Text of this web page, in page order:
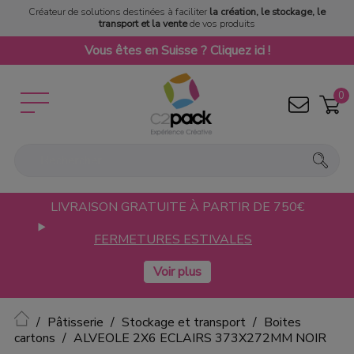
Créateur de solutions destinées à faciliter la création, le stockage, le
transport et la ventede vos produits
Vous êtes en Suisse ? Cliquez ici !
0
LIVRAISON GRATUITE À PARTIR DE 750€
FERMETURES ESTIVALES
Accueil
Pâtisserie Stockage et transport
Boites
cartons
ALVEOLE 2X6 ECLAIRS 373X272MM NOIR